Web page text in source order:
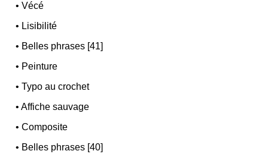
•Vécé
• Lisibilité
• Belles phrases [41]
• Peinture
•Typo au crochet
•Affiche sauvage
•Composite
• Belles phrases [40]